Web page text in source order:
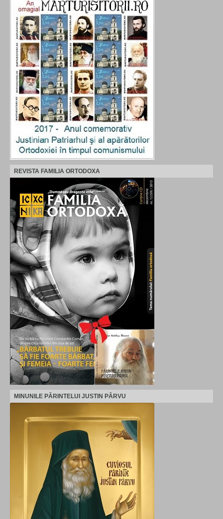
REVISTA FAMILIA ORTODOXA
MINUNILE PĂRINTELUI JUSTIN PÂRVU